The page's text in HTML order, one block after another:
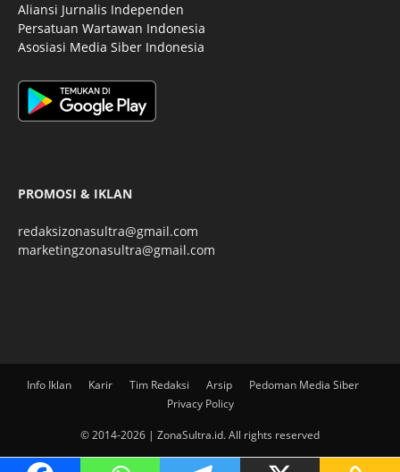
Aliansi Jurnalis Independen
Persatuan Wartawan Indonesia
Asosiasi Media Siber Indonesia
PROMOSI & IKLAN
redaksizonasultra@gmail.com
marketingzonasultra@gmail.com
Info Iklan Karir Tim Redaksi Arsip
Pedoman Media Siber
Privacy Policy
© 2014-2026 | ZonaSultra.id. All rights reserved